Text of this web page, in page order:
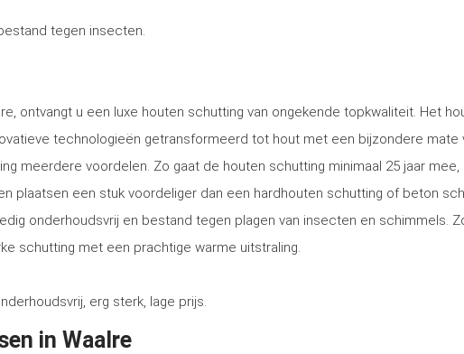
tegen insecten.
ontvangt u een luxe houten schutting van ongekende topkwaliteit. Het
technologieën getransformeerd tot hout met een bijzondere mate
meerdere voordelen. Zo gaat de houten schutting minimaal 25 jaar mee,
plaatsen een stuk voordeliger dan een hardhouten schutting of beton
onderhoudsvrij en bestand tegen plagen van insecten en schimmels.
schutting met een prachtige warme uitstraling.
erg sterk, lage prijs.
in Waalre